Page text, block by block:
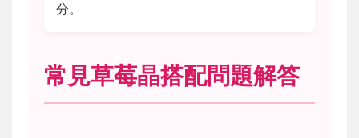
分。
常見草莓晶搭配問題解答